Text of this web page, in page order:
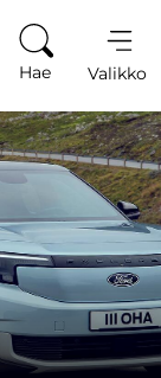
Hae Valikko